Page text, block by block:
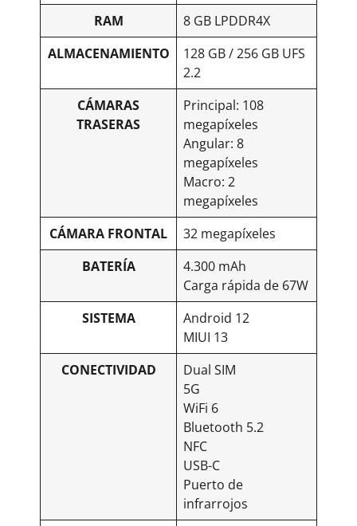
RAM
8 GB LPDDR4X
ALMACENAMIENTO
128 GB / 256 GB UFS
2.2
CÁMARAS
TRASERAS
Principal: 108
megapíxeles
Angular: 8
megapíxeles
Macro: 2
megapíxeles
CÁMARA FRONTAL
32 megapíxeles
BATERÍA
4.300 mAh
Carga rápida de 67W
SISTEMA
Android 12
MIUI 13
CONECTIVIDAD
Dual SIM
5G
WiFi 6
Bluetooth 5.2
NFC
USB-C
Puerto de
infrarrojos